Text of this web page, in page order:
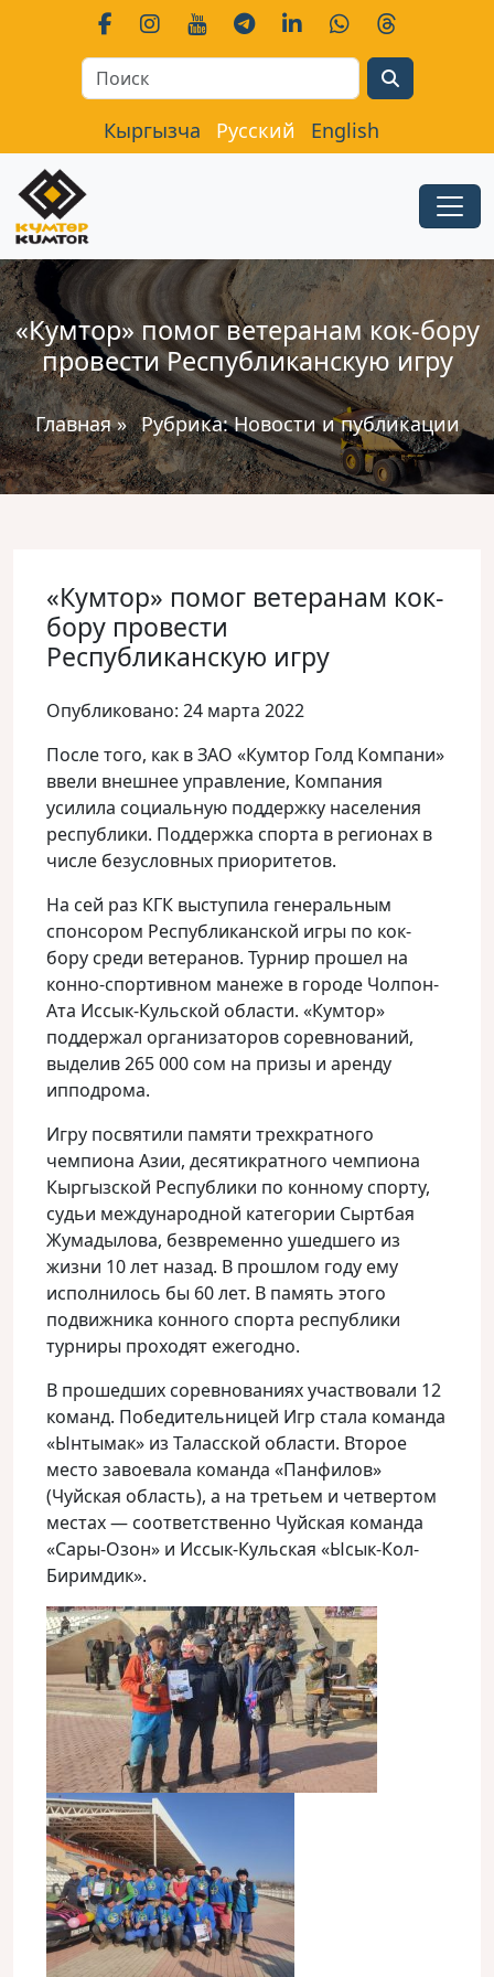
Кыргызча Русский English
«Кумтор» помог ветеранам кок-бору
провести Республиканскую игру
Главная» Рубрика:Новости и публикации
«Кумтор» помог ветеранам кок-
бору провести
Республиканскую игру
Опубликовано: 24 марта 2022
После того, как в ЗАО «Кумтор Голд Компани»
ввели внешнее управление, Компания
усилила социальную поддержку населения
республики. Поддержка спорта в регионах в
числе безусловных приоритетов.
На сей раз КГК выступила генеральным
спонсором Республиканской игры по кок-
бору среди ветеранов. Турнир прошел на
конно-спортивном манеже в городе Чолпон-
Ата Иссык-Кульской области. «Кумтор»
поддержал организаторов соревнований,
выделив 265 000 сом на призы и аренду
ипподрома.
Игру посвятили памяти трехкратного
чемпиона Азии, десятикратного чемпиона
Кыргызской Республики по конному спорту,
судьи международной категории Сыртбая
Жумадылова, безвременно ушедшего из
жизни 10 лет назад. В прошлом году ему
исполнилось бы 60 лет. В память этого
подвижника конного спорта республики
турниры проходят ежегодно.
В прошедших соревнованиях участвовали 12
команд. Победительницей Игр стала команда
«Ынтымак» из Таласской области. Второе
место завоевала команда «Панфилов»
(Чуйская область), а на третьем и четвертом
местах — соответственно Чуйская команда
«Сары-Oзон» и Иссык-Кульская «Ысык-Кол-
Биримдик».